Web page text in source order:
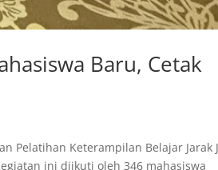
Baru, Cetak
Pelatihan Keterampilan Belajar Jarak
ini diikuti oleh 346 mahasiswa